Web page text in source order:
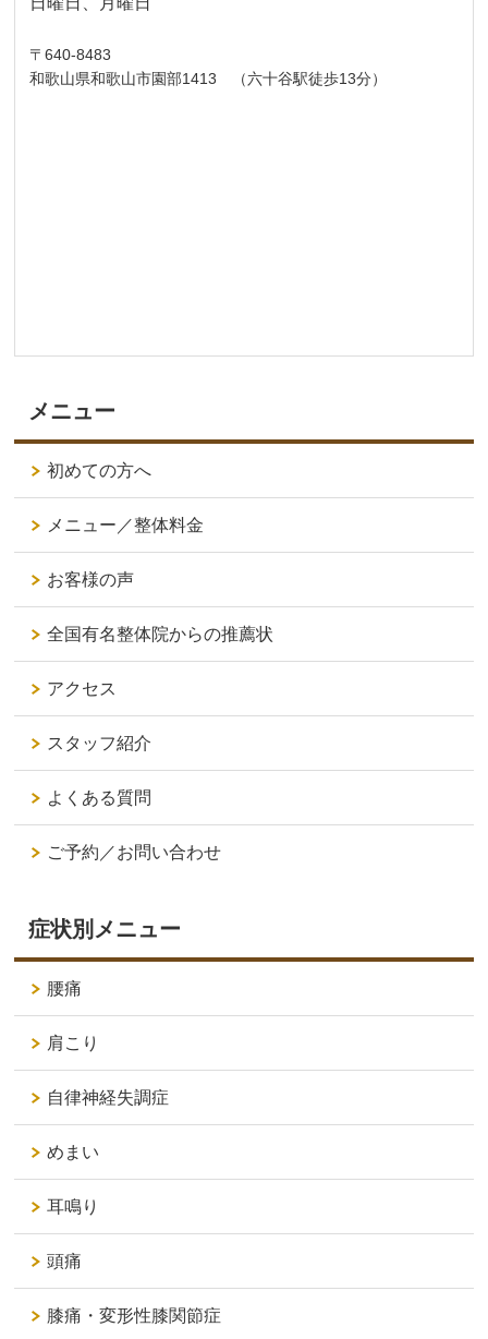
〒640-8483
和歌山県和歌山市園部1413 （六十谷駅徒歩13分）
メニュー
初めての方へ
メニュー／整体料金
お客様の声
全国有名整体院からの推薦状
アクセス
スタッフ紹介
よくある質問
ご予約／お問い合わせ
症状別メニュー
腰痛
肩こり
自律神経失調症
めまい
耳鳴り
頭痛
膝痛・変形性膝関節症